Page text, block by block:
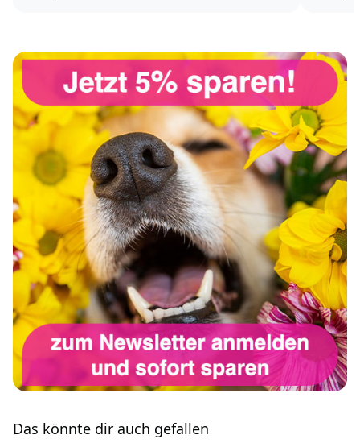
Das könnte dir auch gefallen